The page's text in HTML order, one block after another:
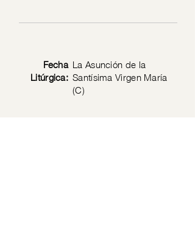
Fecha
Litúrgica:
La Asunción de la
Santísima Virgen María
(C)